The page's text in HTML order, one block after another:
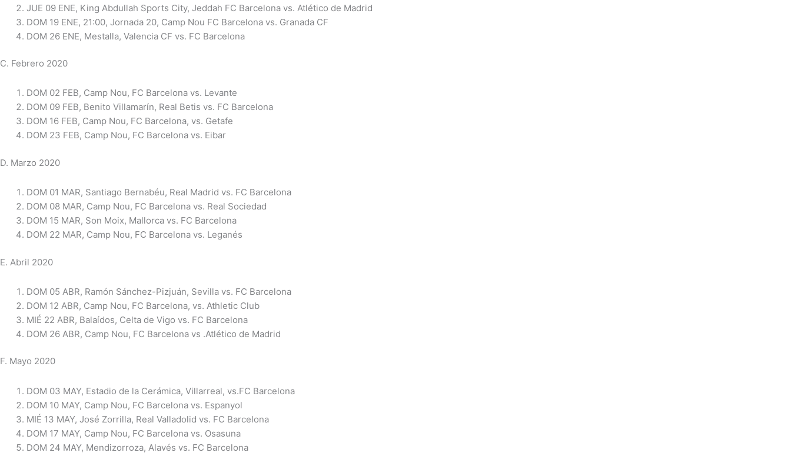
JUE 09 ENE, King Abdullah Sports City, Jeddah FC Barcelona vs. Atlético de Madrid
DOM 19 ENE, 21:00, Jornada 20, Camp Nou FC Barcelona vs. Granada CF
DOM 26 ENE, Mestalla, Valencia CF vs. FC Barcelona
C. Febrero 2020
DOM 02 FEB, Camp Nou, FC Barcelona vs. Levante
DOM 09 FEB, Benito Villamarín, Real Betis vs. FC Barcelona
DOM 16 FEB, Camp Nou, FC Barcelona, vs. Getafe
DOM 23 FEB, Camp Nou, FC Barcelona vs. Eibar
D. Marzo 2020
DOM 01 MAR, Santiago Bernabéu, Real Madrid vs. FC Barcelona
DOM 08 MAR, Camp Nou, FC Barcelona vs. Real Sociedad
DOM 15 MAR, Son Moix, Mallorca vs. FC Barcelona
DOM 22 MAR, Camp Nou, FC Barcelona vs. Leganés
E. Abril 2020
DOM 05 ABR, Ramón Sánchez-Pizjuán, Sevilla vs. FC Barcelona
DOM 12 ABR, Camp Nou, FC Barcelona, vs. Athletic Club
MIÉ 22 ABR, Balaídos, Celta de Vigo vs. FC Barcelona
DOM 26 ABR, Camp Nou, FC Barcelona vs .Atlético de Madrid
F. Mayo 2020
DOM 03 MAY, Estadio de la Cerámica, Villarreal, vs.FC Barcelona
DOM 10 MAY, Camp Nou, FC Barcelona vs. Espanyol
MIÉ 13 MAY, José Zorrilla, Real Valladolid vs. FC Barcelona
DOM 17 MAY, Camp Nou, FC Barcelona vs. Osasuna
DOM 24 MAY, Mendizorroza, Alavés vs. FC Barcelona